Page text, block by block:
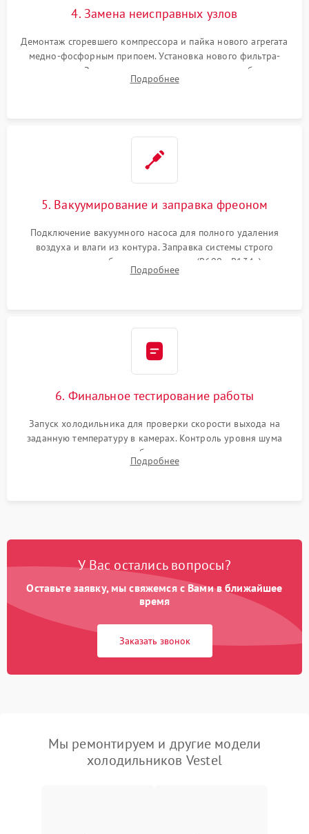
4. Замена неисправных узлов
Демонтаж сгоревшего компрессора и пайка нового агрегата
медно-фосфорным припоем. Установка нового фильтра-
осушителя. Замена изношенных вентиляторов обдува,
сломанных заслонок или поврежденных дверных петель.
Подробнее
5. Вакуумирование и заправка фреоном
Подключение вакуумного насоса для полного удаления
воздуха и влаги из контура. Заправка системы строго
дозированным объемом хладагента (R600a, R134a) по
электронным весам. Контроль рабочего давления в системе.
Подробнее
6. Финальное тестирование работы
Запуск холодильника для проверки скорости выхода на
заданную температуру в камерах. Контроль уровня шума
компрессора, отсутствия обмерзания стенок и корректного
срабатывания системы автоматической оттайки.
Подробнее
У Вас остались вопросы?
Оставьте заявку, мы свяжемся с Вами в ближайшее
время
Заказать звонок
Мы ремонтируем и другие модели
холодильников Vestel